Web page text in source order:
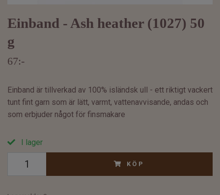
Einband - Ash heather (1027) 50
g
67:-
Einband är tillverkad av 100% isländsk ull - ett riktigt vackert
tunt fint garn som är lätt, varmt, vattenavvisande, andas och
som erbjuder något för finsmakare
I lager
KÖP